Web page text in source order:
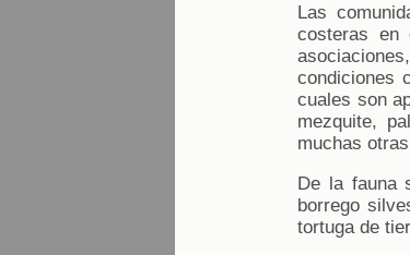
Las
costeras en
condiciones
cuales son
mezquite,
muchas
De la fauna
borrego
tortuga de